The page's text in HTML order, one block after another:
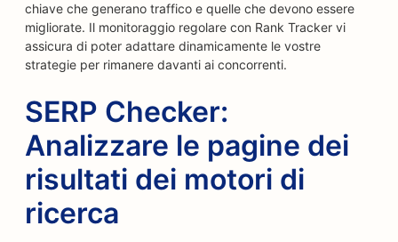
chiave che generano traffico e quelle che devono essere
migliorate. Il monitoraggio regolare con Rank Tracker vi
assicura di poter adattare dinamicamente le vostre
strategie per rimanere davanti ai concorrenti.
SERP Checker:
Analizzare le pagine dei
risultati dei motori di
ricerca